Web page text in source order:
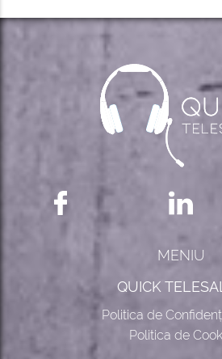
MENIU
QUICK
Politica de
Politica de